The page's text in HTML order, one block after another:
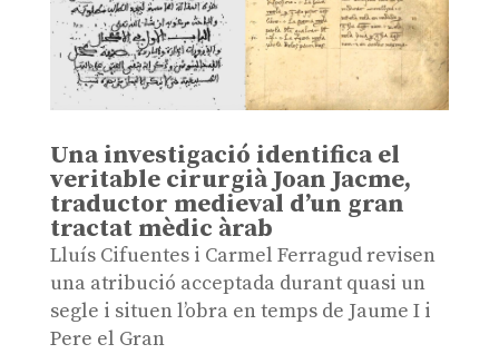
Una investigació identifica el
veritable cirurgià Joan Jacme,
traductor medieval d’un gran
tractat mèdic àrab
Lluís Cifuentes i Carmel Ferragud revisen
una atribució acceptada durant quasi un
segle i situen l’obra en temps de Jaume I i
Pere el Gran